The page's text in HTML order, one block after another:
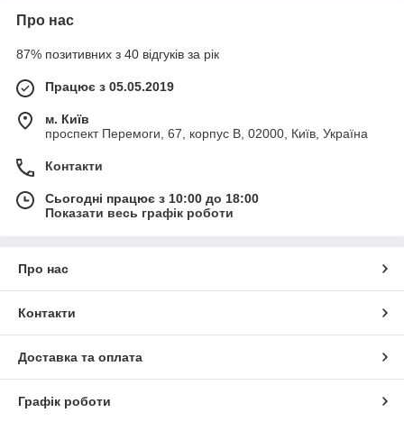
Про нас
87% позитивних з 40 відгуків за рік
Працює з 05.05.2019
м. Київ
проспект Перемоги, 67, корпус В, 02000, Київ, Україна
Контакти
Сьогодні працює з 10:00 до 18:00
Показати весь графік роботи
Про нас
Контакти
Доставка та оплата
Графік роботи